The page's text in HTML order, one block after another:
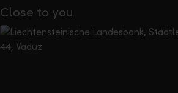
Close to you